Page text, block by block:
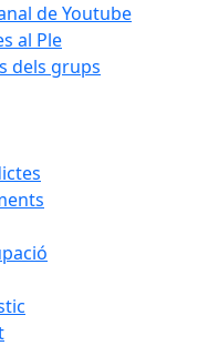
de Youtube
al Ple
dels grups